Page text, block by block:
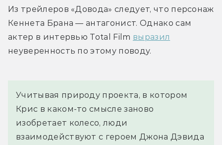
Из трейлеров «Довода» следует, что персонаж
Кеннета Брана — антагонист. Однако сам
актер в интервью Total Film выразил
неуверенность по этому поводу.
Учитывая природу проекта, в котором
Крис в каком-то смысле заново
изобретает колесо, люди
взаимодействуют с героем Джона Дэвида